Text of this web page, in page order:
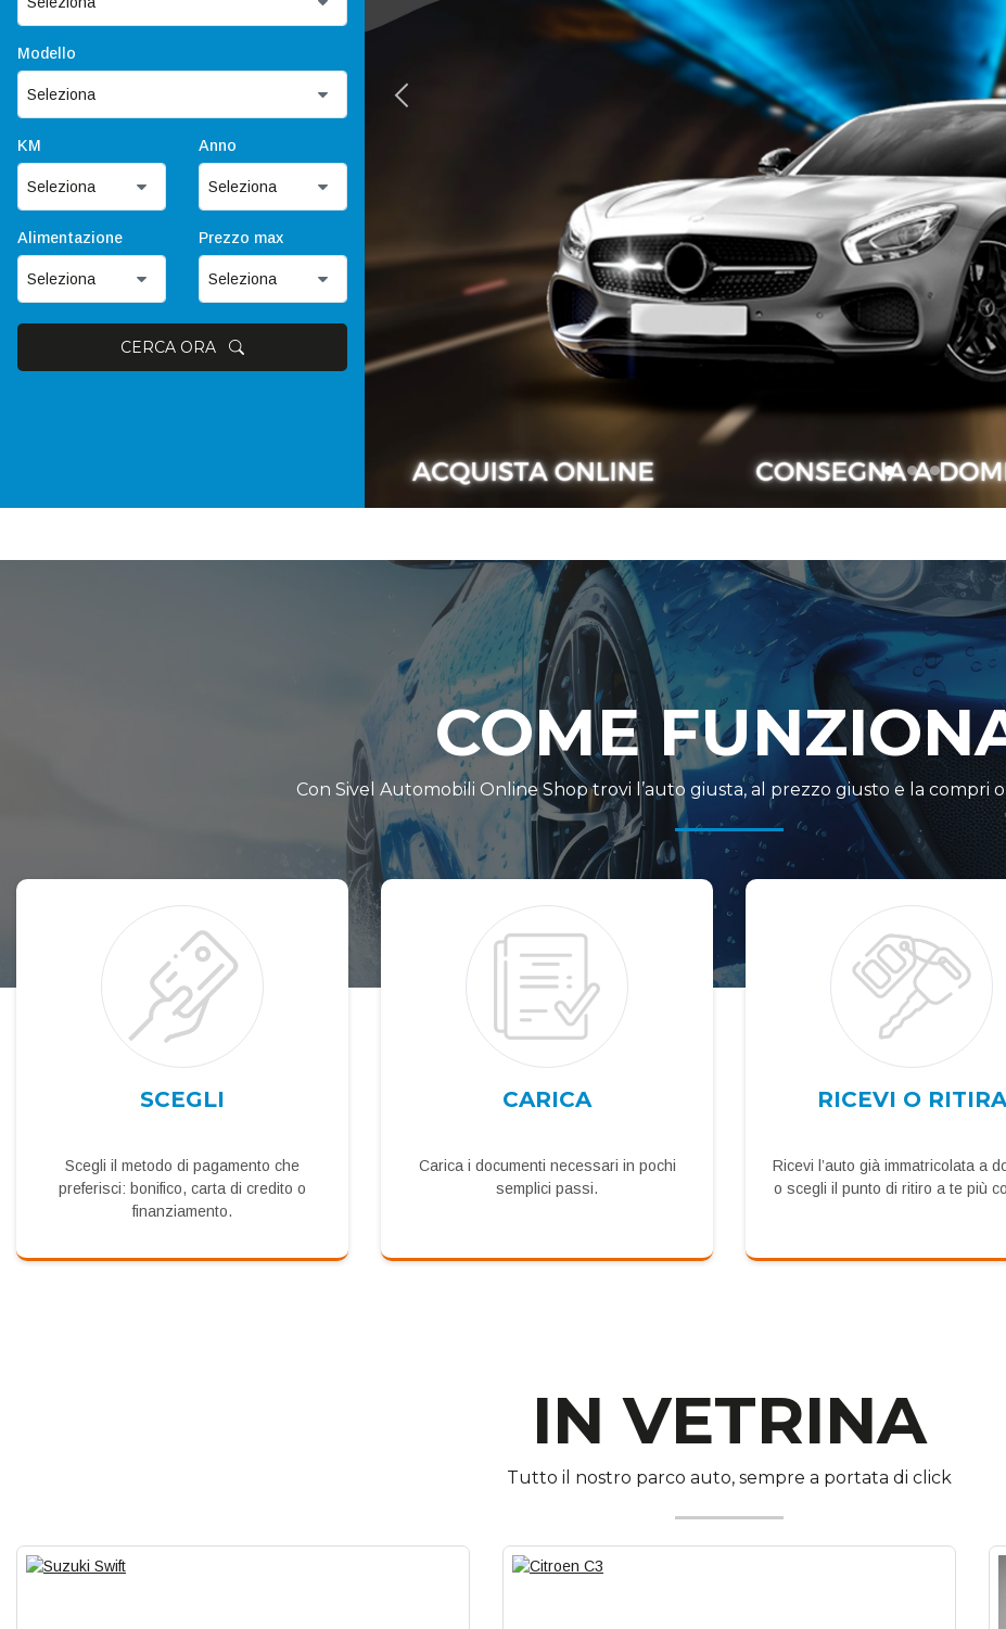
Modello
KM Anno
Alimentazione Prezzo max
CERCA ORA
COME
Con Sivel Automobili Online Shop trovi l’auto giusta, al prezzo giusto e la compri
SCEGLI
Scegli il metodo di pagamento che
preferisci: bonifico, carta di credito o
finanziamento.
CARICA
Carica i documenti necessari in pochi
semplici passi.
RICEVI O RITIRA
Ricevi l’auto già immatricolata a
o scegli il punto di ritiro a te più
IN VETRINA
Tutto il nostro parco auto, sempre a portata di click